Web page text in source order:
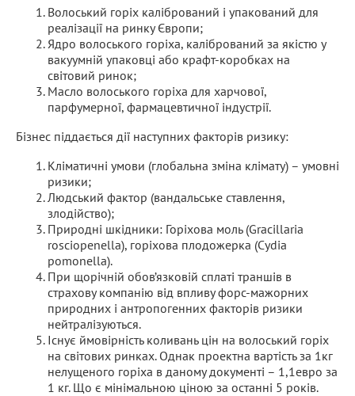
Волоський горіх калібрований і упакований для
реалізації на ринку Європи;
Ядро волоського горіха, калібрований за якістю у
вакуумній упаковці або крафт-коробках на
світовий ринок;
Масло волоського горіха для харчової,
парфумерної, фармацевтичної індустрії.
Бізнес піддається дії наступних факторів ризику:
Кліматичні умови (глобальна зміна клімату) – умовні
ризики;
Людський фактор (вандальське ставлення,
злодійство);
Природні шкідники: Горіхова моль (Gracillaria
rosciopenella), горіхова плодожерка (Сydia
pomonella).
При щорічній обов’язковій сплаті траншів в
страхову компанію від впливу форс-мажорних
природних і антропогенних факторів ризики
нейтралізуються.
Існує ймовірність коливань цін на волоський горіх
на світових ринках. Однак проектна вартість за 1кг
нелущеного горіха в даному документі – 1,1евро за
1 кг. Що є мінімальною ціною за останні 5 років.